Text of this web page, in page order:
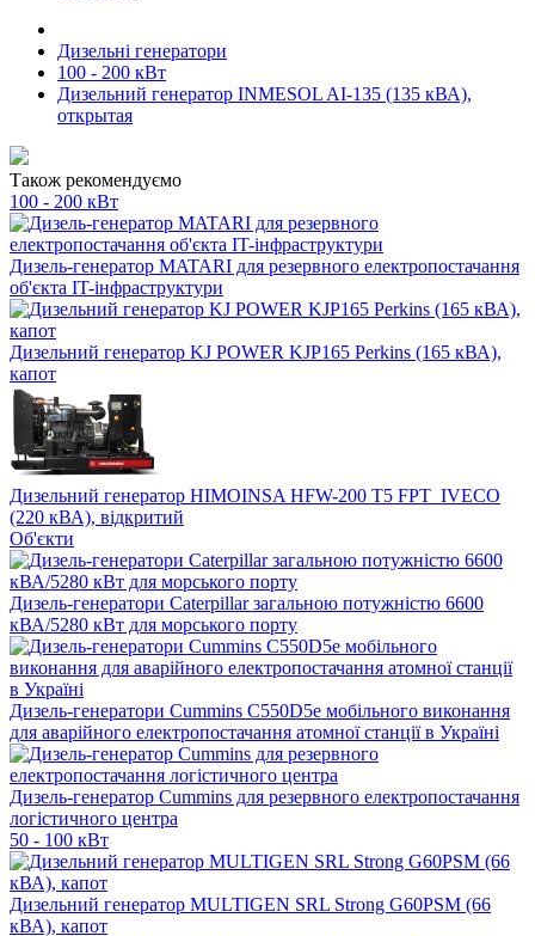
Дизельні генератори
100 - 200 кВт
Дизельний генератор INMESOL AI-135 (135 кВА),
открытая
Також рекомендуємо
100 - 200 кВт
Дизель-генератор MATARI для резервного електропостачання
об'єкта IT-інфраструктури
Дизельний генератор KJ POWER KJP165 Perkins (165 кВА),
капот
Дизельний генератор HIMOINSA HFW-200 T5 FPT_IVECO
(220 кВА), відкритий
Об'єкти
Дизель-генератори Caterpillar загальною потужністю 6600
кВА/5280 кВт для морського порту
Дизель-генератори Cummins C550D5e мобільного виконання
для аварійного електропостачання атомної станції в Україні
Дизель-генератор Cummins для резервного електропостачання
логістичного центра
50 - 100 кВт
Дизельний генератор MULTIGEN SRL Strong G60PSM (66
кВА), капот